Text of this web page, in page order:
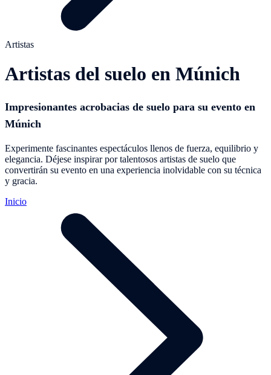
Artistas
Artistas del suelo en Múnich
Impresionantes acrobacias de suelo para su evento en
Múnich
Experimente fascinantes espectáculos llenos de fuerza, equilibrio y
elegancia. Déjese inspirar por talentosos artistas de suelo que
convertirán su evento en una experiencia inolvidable con su técnica
y gracia.
Inicio